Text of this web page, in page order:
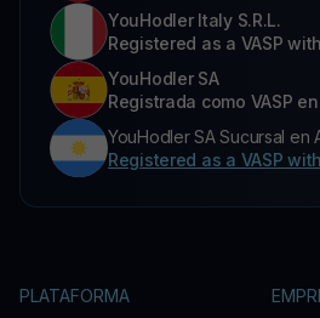
YouHodler Italy S.R.L.
Registered as a VASP
YouHodler SA
Registrada como VASP
YouHodler SA Sucursal en
Registered as a VASP
PLATAFORMA